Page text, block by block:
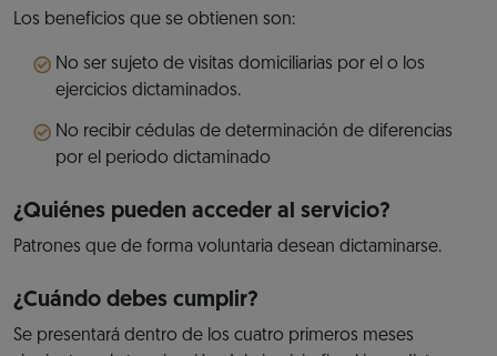
Los beneficios que se obtienen son:
No ser sujeto de visitas domiciliarias por el o los
ejercicios dictaminados.
No recibir cédulas de determinación de diferencias
por el periodo dictaminado
¿Quiénes pueden acceder al servicio?
Patrones que de forma voluntaria desean dictaminarse.
¿Cuándo debes cumplir?
Se presentará dentro de los cuatro primeros meses